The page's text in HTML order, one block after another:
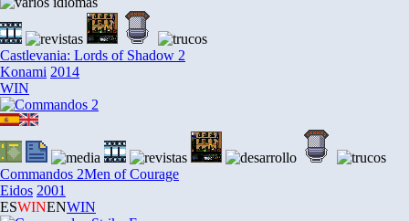
Castlevania: Lords of Shadow 2
Konami 2014
WIN
Commandos 2Men of Courage
Eidos 2001
ESWINENWIN